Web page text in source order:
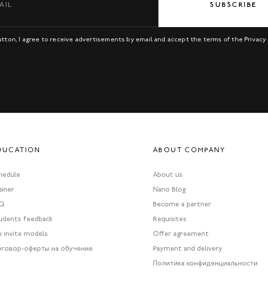
SUBSCRIBE
I agree to receive advertisements by email and accept the terms of thePrivacy
feedback
invite models
оферты на обучение
ABOUT COMPANY
About us
Nano Blog
Become a partner
Requisites
Offer agreement
Payment and delivery
Политика конфиденциальности